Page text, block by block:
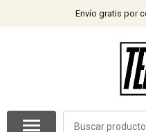
Envío gratis por